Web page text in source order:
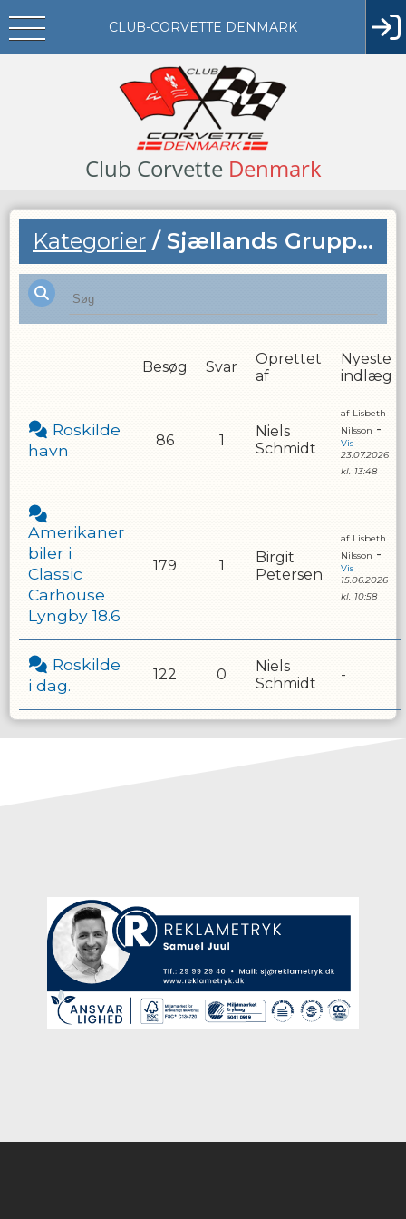
Club CorvetteDenmark
CLUB-CORVETTE DENMARK
Kategorier / Sjællands Gruppen - seneste nyt
Besøg Svar
Oprettet
af
Nyeste
indlæg
Roskilde
havn
86 1
Niels
Schmidt
af Lisbeth
Nilsson -
Vis
23.07.2026
kl. 13:48
Amerikaner
biler i
Classic
Carhouse
Lyngby 18.6
179 1
Birgit
Petersen
af Lisbeth
Nilsson -
Vis
15.06.2026
kl. 10:58
Roskilde
i dag.
122 0
Niels
Schmidt
-